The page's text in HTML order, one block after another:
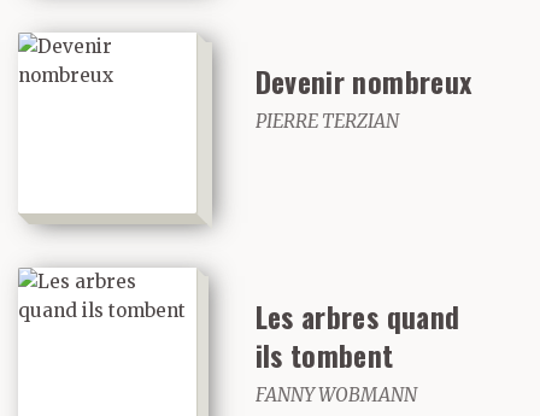
Devenir nombreux
PIERRE TERZIAN
Les arbres quand
ils tombent
FANNY WOBMANN